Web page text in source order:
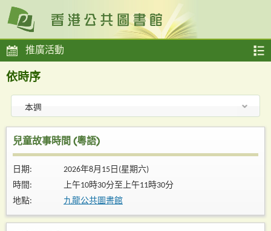
推廣活動
依時序
兒童故事時間 (粵語)
日期:
2026年8月15日(星期六)
時間:
上午10時30分至上午11時30分
地點:
九龍公共圖書館